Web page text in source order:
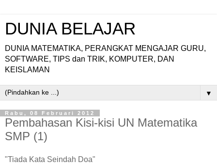
DUNIA BELAJAR
DUNIA MATEMATIKA, PERANGKAT MENGAJAR GURU,
SOFTWARE, TIPS dan TRIK, KOMPUTER, DAN
KEISLAMAN
▼
Rabu, 08 Februari 2012
Pembahasan Kisi-kisi UN Matematika
SMP (1)
"Tiada Kata Seindah Doa"